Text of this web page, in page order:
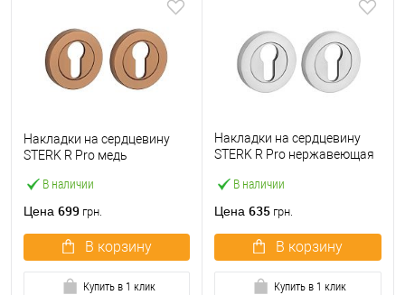
В наличии
Накладки на сердцевину
STERK R Pro медь
Цена 699 грн.
В корзину
Купить в 1 клик
В наличии
Накладки на сердцевину
STERK R Pro нержавеющая
Цена 635 грн.
В корзину
Купить в 1 клик